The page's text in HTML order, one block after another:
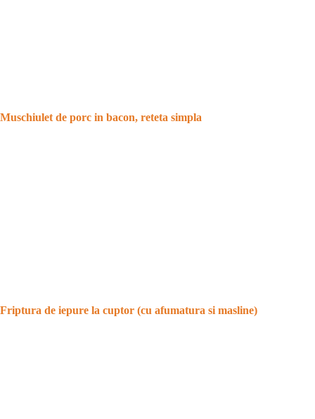
Muschiulet de porc in bacon, reteta simpla
Friptura de iepure la cuptor (cu afumatura si masline)